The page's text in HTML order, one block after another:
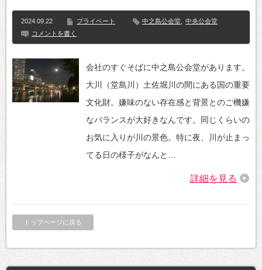
2024.09.22 プライベート 中之島公会堂
中央公会堂
コメントを書く
会社のすぐそばに中之島公会堂があります。
大川（堂島川）土佐堀川の間にある国の重要
文化財。嫌味のない存在感と背景とのご機嫌
なバランスが大好きなんです。同じくらいの
お気に入りが川の景色。特に夜、川が止まっ
てる日の様子がなんと…
詳細を見る
トップページに戻る